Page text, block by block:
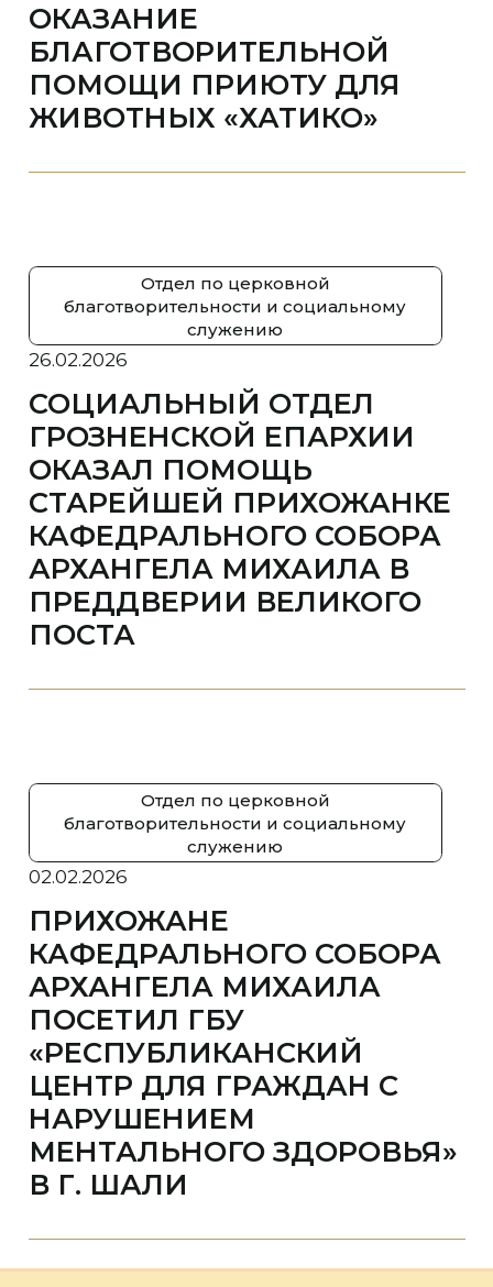
ОКАЗАНИЕ
БЛАГОТВОРИТЕЛЬНОЙ
ПОМОЩИ ПРИЮТУ ДЛЯ
ЖИВОТНЫХ «ХАТИКО»
Отдел по церковной
благотворительности и социальному
служению
26.02.2026
СОЦИАЛЬНЫЙ ОТДЕЛ
ГРОЗНЕНСКОЙ ЕПАРХИИ
ОКАЗАЛ ПОМОЩЬ
СТАРЕЙШЕЙ ПРИХОЖАНКЕ
КАФЕДРАЛЬНОГО СОБОРА
АРХАНГЕЛА МИХАИЛА В
ПРЕДДВЕРИИ ВЕЛИКОГО
ПОСТА
Отдел по церковной
благотворительности и социальному
служению
02.02.2026
ПРИХОЖАНЕ
КАФЕДРАЛЬНОГО СОБОРА
АРХАНГЕЛА МИХАИЛА
ПОСЕТИЛ ГБУ
«РЕСПУБЛИКАНСКИЙ
ЦЕНТР ДЛЯ ГРАЖДАН С
НАРУШЕНИЕМ
МЕНТАЛЬНОГО ЗДОРОВЬЯ»
В Г. ШАЛИ